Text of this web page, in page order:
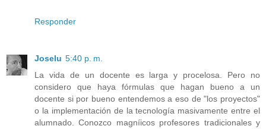
Responder
Joselu 5:40 p. m.
La vida de un docente es larga y procelosa. Pero no
considero que haya fórmulas que hagan bueno a un
docente si por bueno entendemos a eso de "los proyectos"
o la implementación de la tecnología masivamente entre el
alumnado. Conozco magníicos profesores tradicionales y